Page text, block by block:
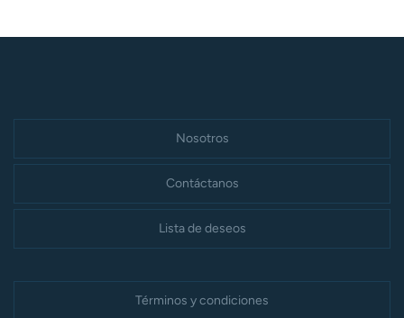
Nosotros
Contáctanos
Lista de deseos
Términos y condiciones